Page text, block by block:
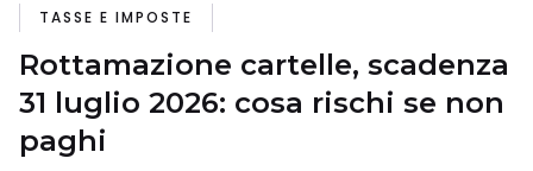
TASSE E IMPOSTE
Rottamazione cartelle, scadenza
31 luglio 2026: cosa rischi se non
paghi